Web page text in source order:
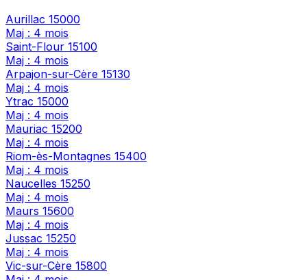
Aurillac 15000
Maj : 4 mois
Saint-Flour 15100
Maj : 4 mois
Arpajon-sur-Cère 15130
Maj : 4 mois
Ytrac 15000
Maj : 4 mois
Mauriac 15200
Maj : 4 mois
Riom-ès-Montagnes 15400
Maj : 4 mois
Naucelles 15250
Maj : 4 mois
Maurs 15600
Maj : 4 mois
Jussac 15250
Maj : 4 mois
Vic-sur-Cère 15800